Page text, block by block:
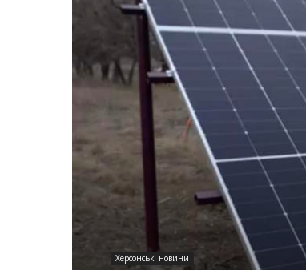
Події
Херсонські новини